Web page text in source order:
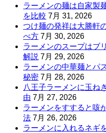
ラーメンの麺は自家製
を比較 7月 31, 2026
つけ麺の発祥は大勝軒
べ方 7月 30, 2026
ラーメンのスープはブ
解説 7月 29, 2026
ラーメンの中華麺とパ
秘密 7月 28, 2026
八王子ラーメンに玉ね
由 7月 27, 2026
ラーメンをすすると咳
法 7月 26, 2026
ラーメンに入れるネギ